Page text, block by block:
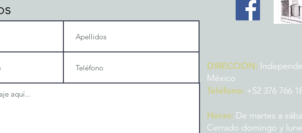
DIRECCIÓN:
México
Teléfono: +52 376 766
Horas: De martes a
Cerrado domingo y